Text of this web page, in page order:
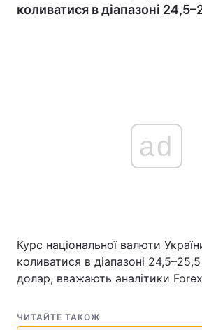
коливатися в діапазоні
ad
Курс національної валюти
коливатися в діапазоні
долар, вважають аналітики
ЧИТАЙТЕ ТАКОЖ